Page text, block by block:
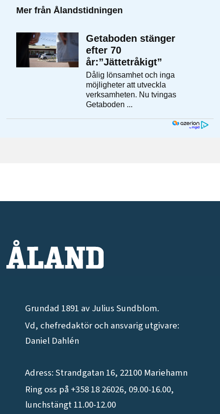
Grundad 1891 av Julius Sundblom.
Vd, chefredaktör och ansvarig utgivare:
Daniel Dahlén
Adress: Strandgatan 16, 22100 Mariehamn
Ring oss på +358 18 26026, 09.00-16.00,
lunchstängt 11.00-12.00